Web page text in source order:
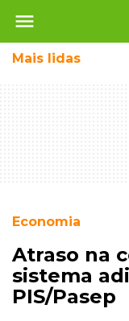
menu
Mais lidas
Economia
Atraso na
sistema
PIS/Pasep